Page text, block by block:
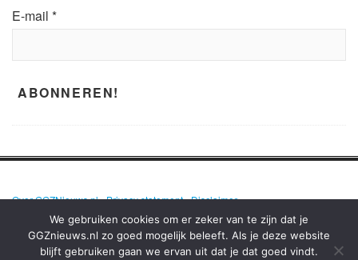
E-mail *
Over GGZNieuws.nl•Privacy statement•Disclaimer
We gebruiken cookies om er zeker van te zijn dat je
GGZnieuws.nl zo goed mogelijk beleeft. Als je deze website
blijft gebruiken gaan we ervan uit dat je dat goed vindt.